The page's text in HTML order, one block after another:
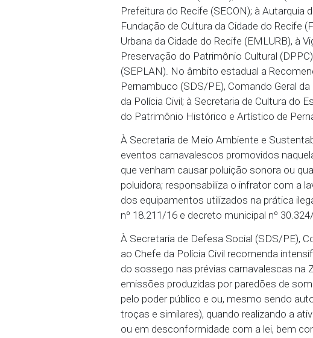
na edição do dia 20 de
Pernambuco. O MPPE espera
possa assegurar a ordem
Na esfera municipal, a
Sustentabilidade (SMAS), de
Prefeitura do Recife (SECON); à
Fundação de Cultura da Cidade
Urbana da Cidade do Recife
Preservação do Patrimônio
(SEPLAN). No âmbito estadual
Pernambuco (SDS/PE),
da Polícia Civil; à Secretaria de
do Patrimônio Histórico e
À Secretaria de Meio Ambiente
eventos carnavalescos
que venham causar poluição
poluidora; responsabiliza o
dos equipamentos utilizados na